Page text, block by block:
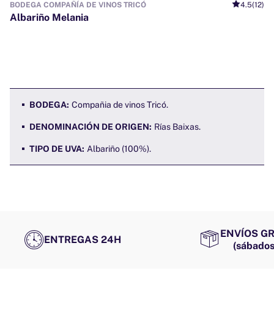
BODEGA COMPAÑÍA DE VINOS TRICÓ 4.5(12)
Albariño Melania
BODEGA: Compañia de vinos Tricó.
DENOMINACIÓN DE ORIGEN: Rías Baixas.
TIPO DE UVA: Albariño (100%).
ENTREGAS 24H
ENVÍOS